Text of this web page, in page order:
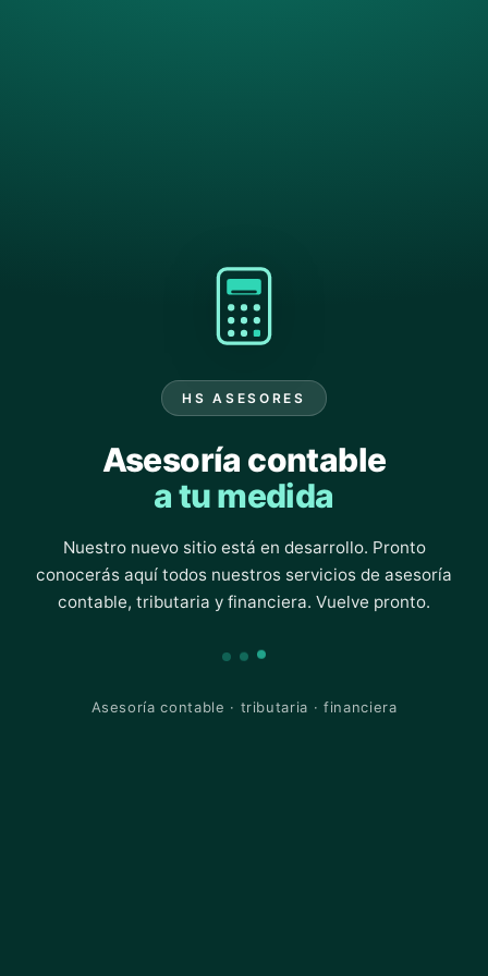
HS ASESORES
Asesoría contable
a tu medida
Nuestro nuevo sitio está en desarrollo. Pronto
conocerás aquí todos nuestros servicios de asesoría
contable, tributaria y financiera. Vuelve pronto.
Asesoría contable · tributaria · financiera